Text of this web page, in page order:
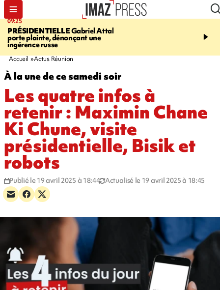
09:25
PRÉSIDENTIELLEGabriel Attal
porte plainte, dénonçant une
ingérence russe
11:43
accident après le virage
Accueil Actus Réunion
À la une de ce samedi soir
Les quatre infos à
retenir : Maximin Chane
Ki Chune, visite
présidentielle, Bisik et
robots
Publié le 19 avril 2025 à 18:44 Actualisé le 19 avril 2025 à 18:45